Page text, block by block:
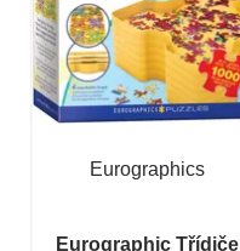
Eurographics
Eurographic Třídiče